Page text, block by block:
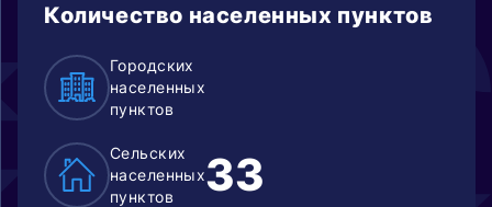
Количество населенных пунктов
Городских
населенных
пунктов
Сельских
населенных
пунктов
33